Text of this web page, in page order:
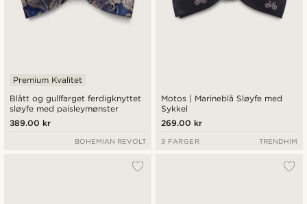
Blått og gullfarget ferdigknyttet
sløyfe med paisleymønster
Premium Kvalitet
389.00 kr
BOHEMIAN REVOLT
Motos | Marineblå Sløyfe med
Sykkel
269.00 kr
3 FARGER TRENDHIM